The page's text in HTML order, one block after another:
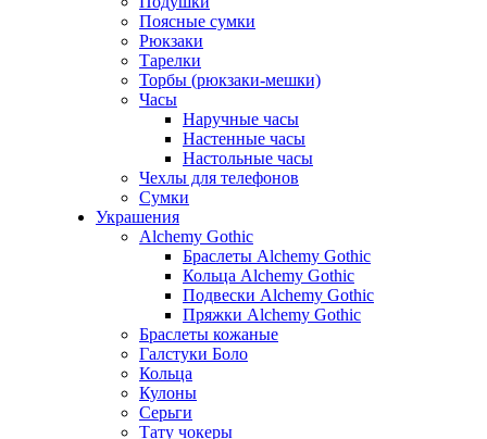
Поясные сумки
Рюкзаки
Тарелки
Торбы (рюкзаки-мешки)
Часы
Наручные часы
Настенные часы
Настольные часы
Чехлы для телефонов
Сумки
Украшения
Alchemy Gothic
Браслеты Alchemy Gothic
Кольца Alchemy Gothic
Подвески Alchemy Gothic
Пряжки Alchemy Gothic
Браслеты кожаные
Галстуки Боло
Кольца
Кулоны
Серьги
Тату чокеры